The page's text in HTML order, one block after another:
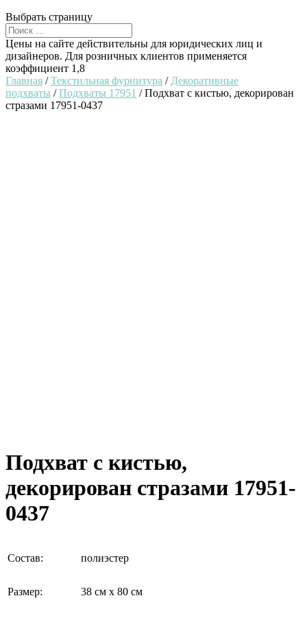
Выбрать страницу
Цены на сайте действительны для юридических лиц и
дизайнеров. Для розничных клиентов применяется
коэффициент 1,8
Главная /Текстильная фурнитура / Декоративные
подхваты /Подхваты 17951 / Подхват с кистью, декорирован
стразами 17951-0437
Подхват с кистью,
декорирован стразами 17951-
0437
Состав: полиэстер
Размер: 38 см x 80 см